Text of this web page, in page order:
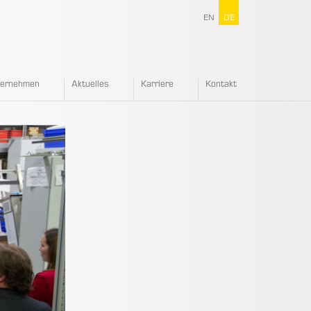
Aktuelles Karriere Kontakt
EN DE